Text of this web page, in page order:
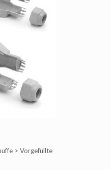
> Vorgefüllte